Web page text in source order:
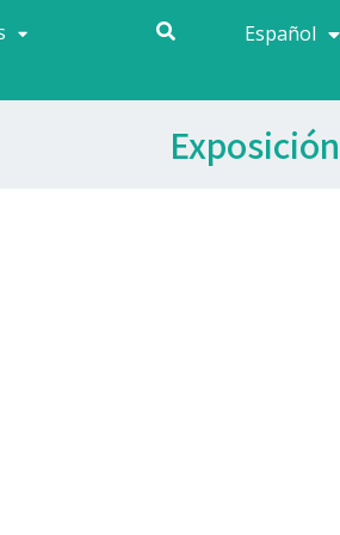
Español
Français
Exposición